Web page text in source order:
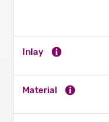
Inlay
Material